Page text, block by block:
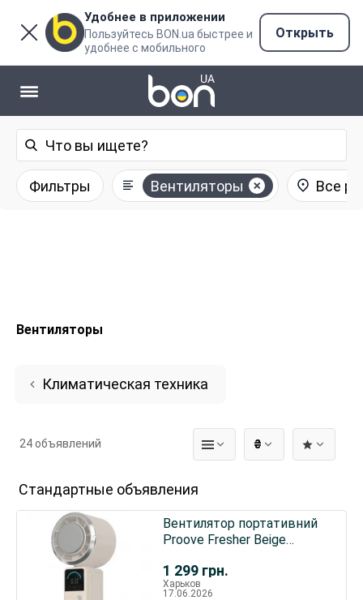
Удобнее в приложении
Пользуйтесь BON.ua быстрее и
удобнее с мобильного
Открыть
Фильтры Вентиляторы Все
Вентиляторы
Климатическая техника
₴
24 объявлений
Стандартные объявления
1 299 грн.
Вентилятор портативний
Proove Fresher Beige
Харьков
17.06.2026